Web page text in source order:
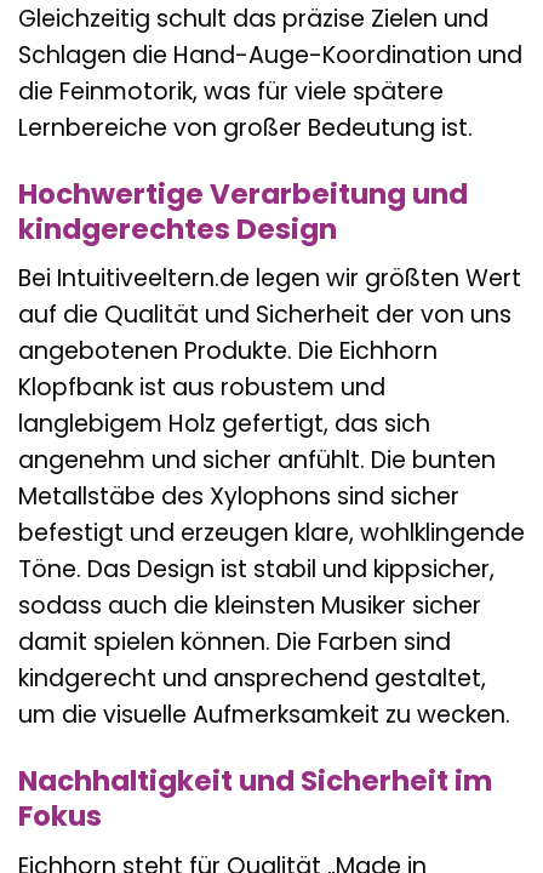
Gleichzeitig schult das präzise Zielen und
Schlagen die Hand-Auge-Koordination und
die Feinmotorik, was für viele spätere
Lernbereiche von großer Bedeutung ist.
Hochwertige Verarbeitung und
kindgerechtes Design
Bei Intuitiveeltern.de legen wir größten Wert
auf die Qualität und Sicherheit der von uns
angebotenen Produkte. Die Eichhorn
Klopfbank ist aus robustem und
langlebigem Holz gefertigt, das sich
angenehm und sicher anfühlt. Die bunten
Metallstäbe des Xylophons sind sicher
befestigt und erzeugen klare, wohlklingende
Töne. Das Design ist stabil und kippsicher,
sodass auch die kleinsten Musiker sicher
damit spielen können. Die Farben sind
kindgerecht und ansprechend gestaltet,
um die visuelle Aufmerksamkeit zu wecken.
Nachhaltigkeit und Sicherheit im
Fokus
Eichhorn steht für Qualität „Made in